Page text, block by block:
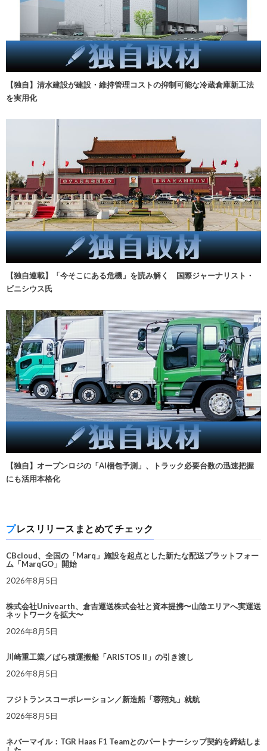
【独自】清水建設が建設・維持管理コストの抑制可能な冷蔵倉庫新工法
を実用化
【独自連載】「今そこにある危機」を読み解く 国際ジャーナリスト・
ビニシウス氏
【独自】オープンロジの「AI梱包予測」、トラック必要台数の迅速把握
にも活用本格化
プレスリリースまとめてチェック
CBcloud、全国の「Marq」施設を起点とした新たな配送プラットフォー
ム「MarqGO」開始
2026年8月5日
株式会社Univearth、倉吉運送株式会社と資本提携〜山陰エリアへ実運送
ネットワークを拡大〜
2026年8月5日
川崎重工業／ばら積運搬船「ARISTOS II」の引き渡し
2026年8月5日
フジトランスコーポレーション／新造船「蓉翔丸」就航
2026年8月5日
ネバーマイル：TGR Haas F1 Teamとのパートナーシップ契約を締結しま